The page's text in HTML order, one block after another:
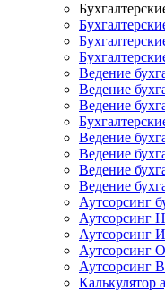
Ведение
Ведение
Ведение
Ведение
Ведение
Ведение
Ведение
Аутсорсинг
Аутсорсинг
Аутсорсинг
Аутсорсинг
Аутсорсинг
Калькулятор